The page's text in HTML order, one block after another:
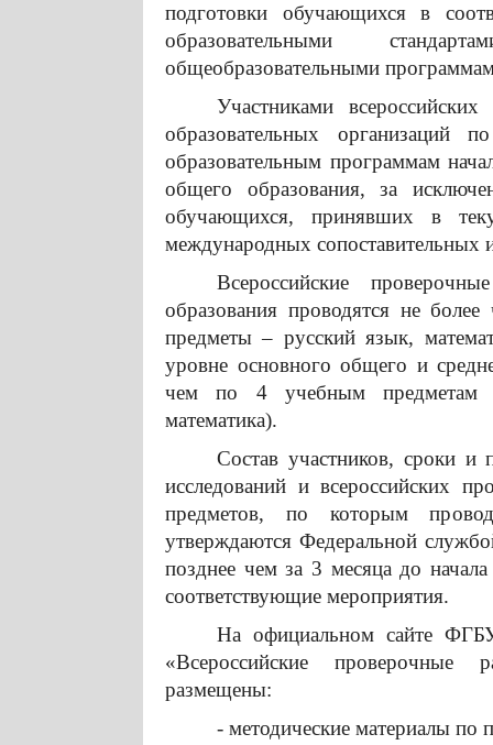
подготовки обучающихся в
образовательными
общеобразовательными
Участниками
образовательных организаций
образовательным программам
общего образования, за
обучающихся, принявших в
международных сопоставительных
Всероссийские
образования проводятся не
предметы – русский язык,
уровне основного общего и
чем по 4 учебным предметам
математика).
Состав участников, сроки и
исследований и всероссийских
предметов, по которым
утверждаются Федеральной
позднее чем за 3 месяца до
соответствующие мероприятия.
На официальном сайте
«Всероссийские
размещены:
- методические материалы